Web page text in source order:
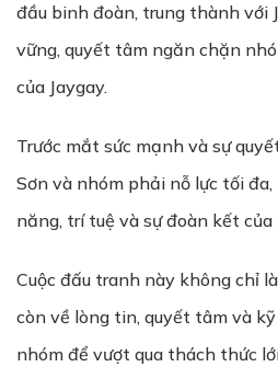
đầu binh đoàn, trung thành với
vững, quyết tâm ngăn chặn
của Jaygay.
Trước mắt sức mạnh và sự
Sơn và nhóm phải nỗ lực tối
năng, trí tuệ và sự đoàn kết
Cuộc đấu tranh này không chỉ
còn về lòng tin, quyết tâm và
nhóm để vượt qua thách thức